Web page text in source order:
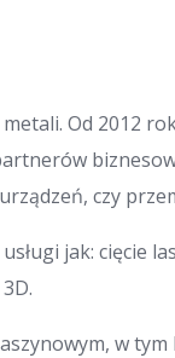
Od 2012
czy
jak: cięcie
w